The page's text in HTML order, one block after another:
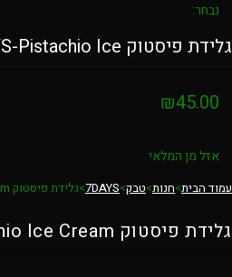
נבחר:
גלידת פיסטוק 7DAYS-Pistachio Ice…
₪45.00
אזל מן המלאי
עמוד הבית>חנות>טבק>
7DAYS
>גלידת פיסטוק 7DAYS-Pistachio Ice Cream
גלידת פיסטוק 7DAYS-Pistachio Ice Cream